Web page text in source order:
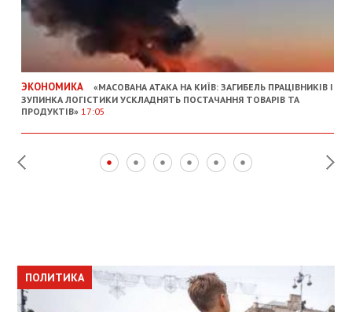
ЭКОНОМИКА
«МАСОВАНА АТАКА НА КИЇВ: ЗАГИБЕЛЬ ПРАЦІВНИКІВ І
ЗУПИНКА ЛОГІСТИКИ УСКЛАДНЯТЬ ПОСТАЧАННЯ ТОВАРІВ ТА
ПРОДУКТІВ» 17:05
ПОЛИТИКА
ПОЛИТИКА
ОБЩЕСТВО
ПОЛИТИКА
ЭКОНОМИКА